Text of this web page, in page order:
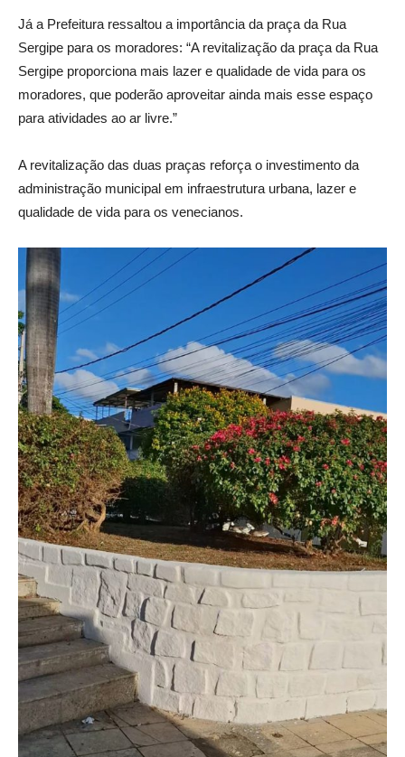
Já a Prefeitura ressaltou a importância da praça da Rua
Sergipe para os moradores: “A revitalização da praça da Rua
Sergipe proporciona mais lazer e qualidade de vida para os
moradores, que poderão aproveitar ainda mais esse espaço
para atividades ao ar livre.”
A revitalização das duas praças reforça o investimento da
administração municipal em infraestrutura urbana, lazer e
qualidade de vida para os venecianos.